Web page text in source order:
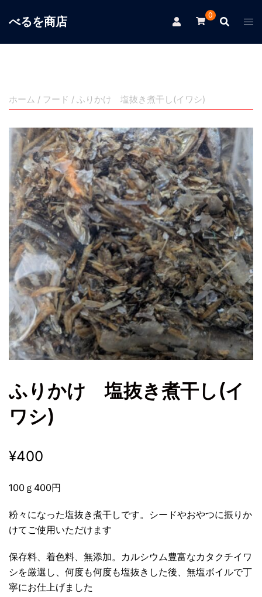
べるを商店 0
ホーム / フード / ふりかけ 塩抜き煮干し(イワシ)
ふりかけ 塩抜き煮干し(イ
ワシ)
¥400
100ｇ400円
粉々になった塩抜き煮干しです。シードやおやつに振りか
けてご使用いただけます
保存料、着色料、無添加。カルシウム豊富なカタクチイワ
シを厳選し、何度も何度も塩抜きした後、無塩ボイルで丁
寧にお仕上げました